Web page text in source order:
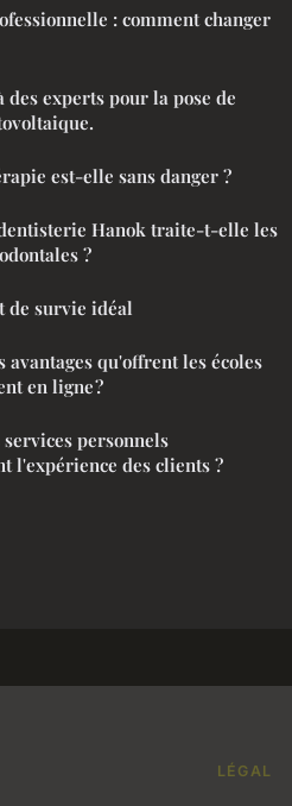
: comment changer
des experts pour la pose de
est-elle sans danger ?
Hanok traite-t-elle les
?
de survie idéal
avantages qu'offrent les écoles
en ligne ?
personnels
l'expérience des clients ?
LÉGAL